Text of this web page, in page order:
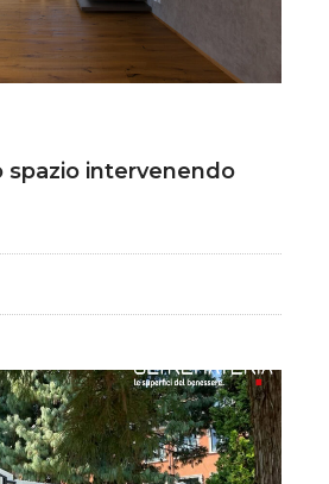
spazio intervenendo